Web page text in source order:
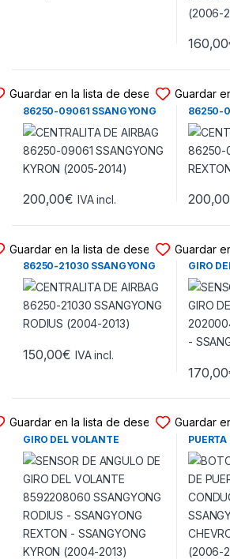
160,00
Guardar en la lista de deseos
CENTRALITA DE AIRBAG
86250-09061 SSANGYONG
KYRON (2005-2014)
200,00€ IVA incl.
Guardar
86250-
200,00
Guardar en la lista de deseos
CENTRALITA DE AIRBAG
86250-21030 SSANGYONG
RODIUS (2004-2013)
150,00€ IVA incl.
Guardar
GIRO
170,00
Guardar en la lista de deseos
SENSOR DE ANGULO DE
GIRO DEL VOLANTE
8592208060 SSANGYONG
RODIUS – SSANGYONG
REXTON – SSANGYONG
KYRON (2004-2013)
Guardar